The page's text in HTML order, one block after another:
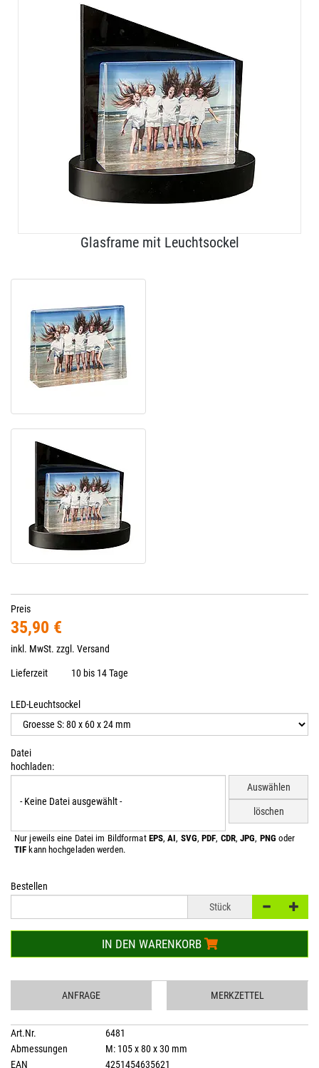
Glasframe mit Leuchtsockel
Preis
35,90 €
inkl. MwSt. zzgl. Versand
Lieferzeit 10 bis 14 Tage
LED-Leuchtsockel
Datei
hochladen:
- Keine Datei ausgewählt -
Nur jeweils eine Datei im Bildformat EPS,AI, SVG,PDF, CDR,JPG, PNG oder
TIF kann hochgeladen werden.
Bestellen
Stück
IN DEN WARENKORB
ANFRAGE MERKZETTEL
Art.Nr.
6481
Abmessungen
M: 105 x 80 x 30 mm
EAN
4251454635621